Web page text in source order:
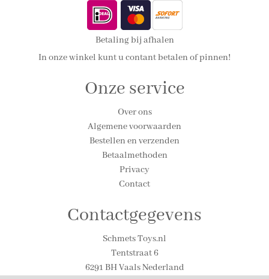
Betaling bij afhalen
In onze winkel kunt u contant betalen of pinnen!
Onze service
Over ons
Algemene voorwaarden
Bestellen en verzenden
Betaalmethoden
Privacy
Contact
Contactgegevens
Schmets Toys.nl
Tentstraat 6
6291 BH Vaals Nederland